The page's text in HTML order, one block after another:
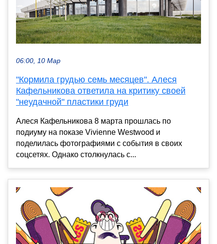
06:00, 10 Мар
"Кормила грудью семь месяцев". Алеся
Кафельникова ответила на критику своей
"неудачной" пластики груди
Алеся Кафельникова 8 марта прошлась по
подиуму на показе Vivienne Westwood и
поделилась фотографиями с события в своих
соцсетях. Однако столкнулась с...